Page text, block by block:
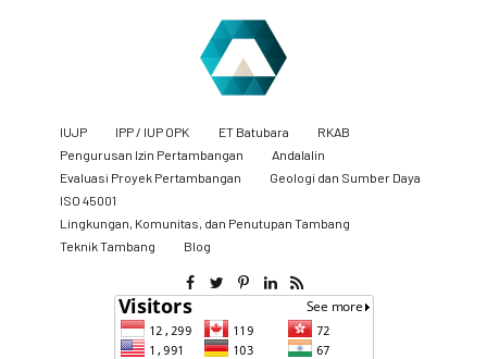
IUJP IPP / IUP OPK ET Batubara
RKAB
Pengurusan Izin Pertambangan
Andalalin
Evaluasi Proyek Pertambangan
Geologi dan Sumber Daya
ISO 45001
Lingkungan, Komunitas, dan Penutupan Tambang
​Teknik Tambang
Blog